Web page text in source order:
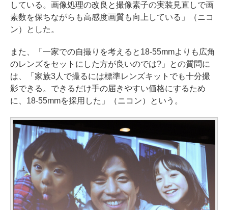
している。画像処理の改良と撮像素子の実装見直しで画
素数を保ちながらも高感度画質も向上している」（ニコ
ン）とした。
また、「一家での自撮りを考えると18-55mmよりも広角
のレンズをセットにした方が良いのでは?」との質問に
は、「家族3人で撮るには標準レンズキットでも十分撮
影できる。できるだけ手の届きやすい価格にするため
に、18-55mmを採用した」（ニコン）という。